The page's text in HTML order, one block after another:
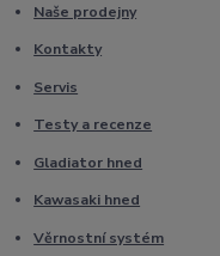
Naše prodejny
Kontakty
Servis
Testy a recenze
Gladiator hned
Kawasaki hned
Věrnostní systém